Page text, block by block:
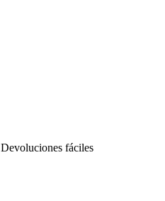
Devoluciones fáciles